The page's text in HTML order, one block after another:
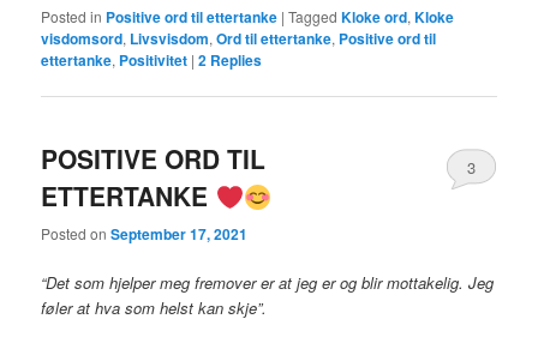
Posted in Positive ord til ettertanke |Tagged Kloke ord,Kloke
visdomsord, Livsvisdom,Ord til ettertanke, Positive ord til
ettertanke, Positivitet |2 Replies
POSITIVE ORD TIL
ETTERTANKE
Posted onSeptember 17, 2021
3
“Det som hjelper meg fremover er at jeg er og blir mottakelig. Jeg
føler at hva som helst kan skje”.